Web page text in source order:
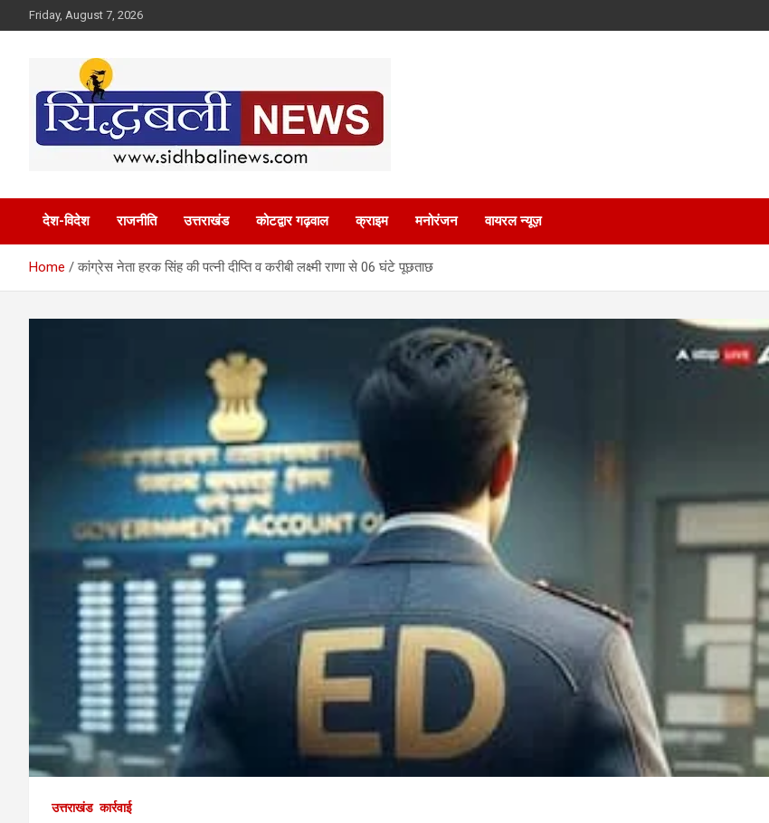
to
Friday, August 7, 2026
Sidhbali News
देश-विदेश राजनीति उत्तराखंड कोटद्वार गढ़वाल क्राइम मनोरंजन वायरल न्यूज़
Home कांग्रेस नेता हरक सिंह की पत्नी दीप्ति व करीबी लक्ष्मी राणा से 06 घंटे पूछताछ
उत्तराखंड कार्रवाई